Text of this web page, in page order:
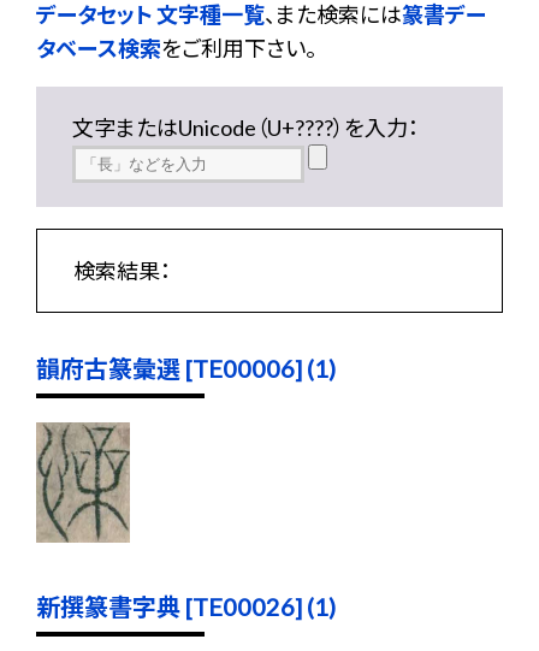
データセット 文字種一覧、また検索には篆書デー
タベース検索をご利用下さい。
文字またはUnicode（U+????）を入力：
検索結果：
韻府古篆彙選 [TE00006] (1)
新撰篆書字典 [TE00026] (1)